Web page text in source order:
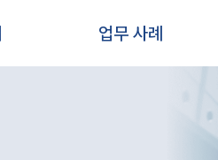
업무 사례